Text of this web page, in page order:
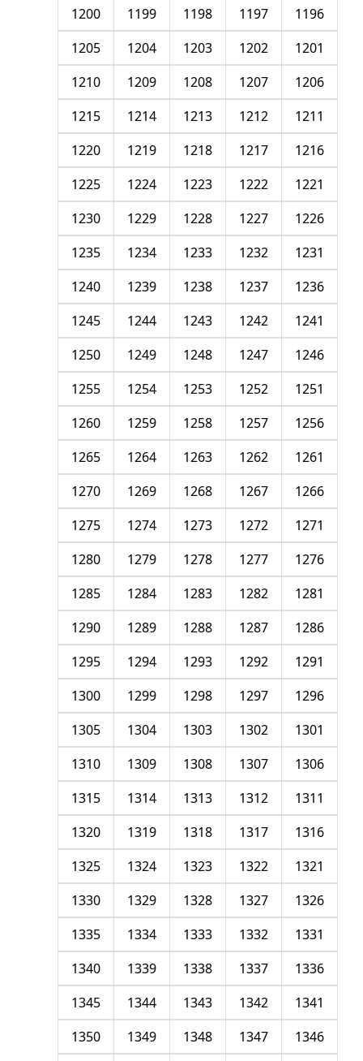
1196
1197
1198
1199
1200
1201
1202
1203
1204
1205
1206
1207
1208
1209
1210
1211
1212
1213
1214
1215
1216
1217
1218
1219
1220
1221
1222
1223
1224
1225
1226
1227
1228
1229
1230
1231
1232
1233
1234
1235
1236
1237
1238
1239
1240
1241
1242
1243
1244
1245
1246
1247
1248
1249
1250
1251
1252
1253
1254
1255
1256
1257
1258
1259
1260
1261
1262
1263
1264
1265
1266
1267
1268
1269
1270
1271
1272
1273
1274
1275
1276
1277
1278
1279
1280
1281
1282
1283
1284
1285
1286
1287
1288
1289
1290
1291
1292
1293
1294
1295
1296
1297
1298
1299
1300
1301
1302
1303
1304
1305
1306
1307
1308
1309
1310
1311
1312
1313
1314
1315
1316
1317
1318
1319
1320
1321
1322
1323
1324
1325
1326
1327
1328
1329
1330
1331
1332
1333
1334
1335
1336
1337
1338
1339
1340
1341
1342
1343
1344
1345
1346
1347
1348
1349
1350